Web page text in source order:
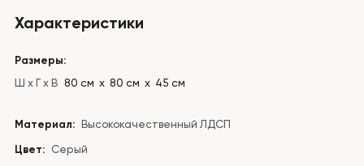
Характеристики
Размеры:
Ш x Г x В 80 см х 80 см х 45 см
Материал: Высококачественный ЛДСП
Цвет: Серый